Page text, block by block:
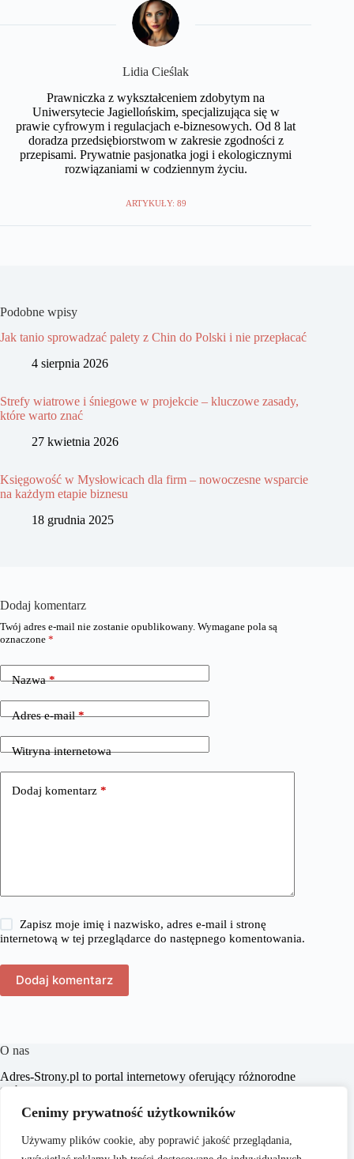
Cenimy prywatność użytkowników
Używamy plików cookie, aby poprawić jakość przeglądania,
Lidia Cieślak
Prawniczka z wykształceniem zdobytym na
Uniwersytecie Jagiellońskim, specjalizująca się w
prawie cyfrowym i regulacjach e-biznesowych. Od 8 lat
doradza przedsiębiorstwom w zakresie zgodności z
przepisami. Prywatnie pasjonatka jogi i ekologicznymi
rozwiązaniami w codziennym życiu.
ARTYKUŁY: 89
Podobne wpisy
Jak tanio sprowadzać palety z Chin do Polski i nie przepłacać
4 sierpnia 2026
Strefy wiatrowe i śniegowe w projekcie – kluczowe zasady,
które warto znać
27 kwietnia 2026
Księgowość w Mysłowicach dla firm – nowoczesne wsparcie
na każdym etapie biznesu
18 grudnia 2025
Dodaj komentarz
Twój adres e-mail nie zostanie opublikowany. Wymagane pola są
oznaczone *
Nazwa*
Adres e-mail*
Witryna internetowa
Dodaj komentarz *
Zapisz moje imię i nazwisko, adres e-mail i stronę
internetową w tej przeglądarce do następnego komentowania.
Dodaj komentarz
O nas
​Adres-Strony.pl to portal internetowy oferujący różnorodne
treści z dziedzin takich jak dom, biznes, moda, lifestyle,
zakupy, zdrowie, edukacja, prawo, sport i świat. Naszym
celem jest dostarczanie czytelnikom aktualnych i
praktycznych informacji, które wspierają ich w codziennych
wyborach i inspirują do działania.